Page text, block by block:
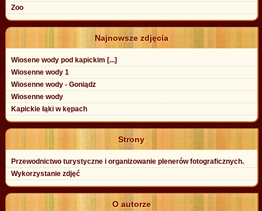
Zoo
Najnowsze zdjęcia
Wiosene wody pod kapickim [...]
Wiosenne wody 1
Wiosenne wody - Goniądz
Wiosenne wody
Kapickie łąki w kępach
Strony
Przewodnictwo turystyczne i organizowanie plenerów fotograficznych.
Wykorzystanie zdjęć
O autorze